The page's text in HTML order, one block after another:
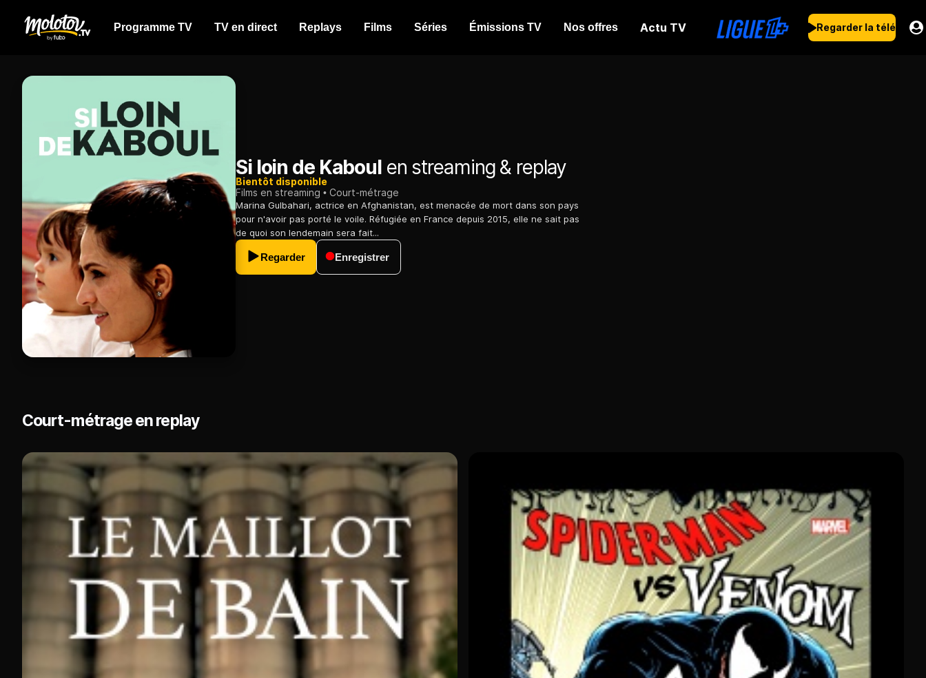
Programme TV TV en direct Replays Films Séries Émissions TV Nos offres Actu TV Regarder la télé
Si loin de Kaboulen streaming & replay
Bientôt disponible
Films en streaming
Court-métrage
Marina Gulbahari, actrice en Afghanistan, est menacée de mort dans son pays
pour n'avoir pas porté le voile. Réfugiée en France depuis 2015, elle ne sait pas
de quoi son lendemain sera fait...
Regarder Enregistrer
Court-métrage en replay